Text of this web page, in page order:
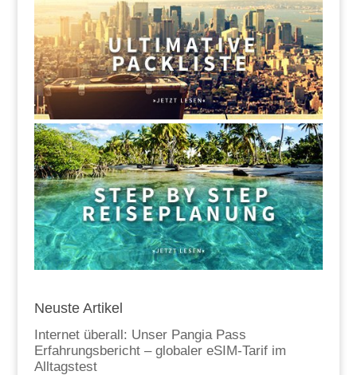
Neuste Artikel
Internet überall: Unser Pangia Pass
Erfahrungsbericht – globaler eSIM-Tarif im
Alltagstest